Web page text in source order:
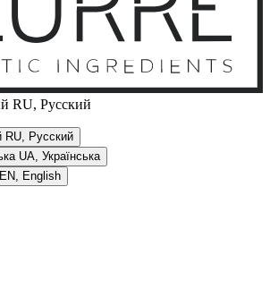
RU, Русский
RU, Русский
UA, Українська
EN, English